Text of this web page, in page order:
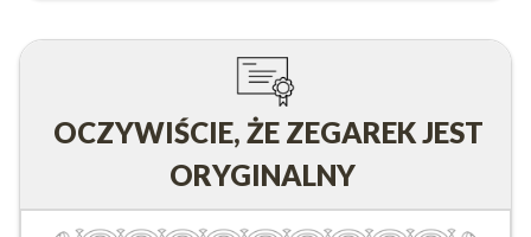
OCZYWIŚCIE, ŻE ZEGAREK JEST
ORYGINALNY